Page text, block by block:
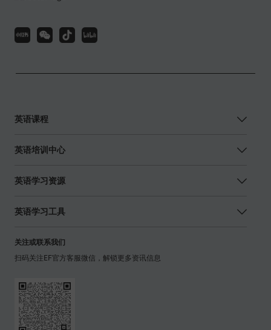
英语课程
英语培训中心
英语学习资源
英语学习工具
关注或联系我们
扫码关注EF官方客服微信，解锁更多资讯信息